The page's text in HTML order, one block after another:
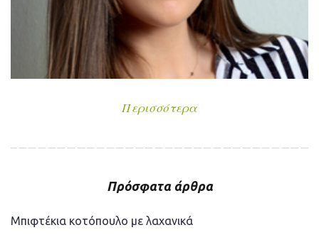
Περισσότερα
Πρόσφατα άρθρα
Μπιφτέκια κοτόπουλο με λαχανικά